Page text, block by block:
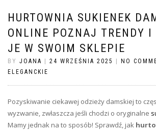
HURTOWNIA SUKIENEK
ONLINE POZNAJ TRENDY I
JE W SWOIM SKLEPIE
BY JOANA | 24 WRZEŚNIA 2025 | NO
ELEGANCKIE
Pozyskiwanie ciekawej odzieży damskiej to
wyzwanie, zwłaszcza jeśli chodzi o oryginalne
Mamy jednak na to sposób! Sprawdź, jak